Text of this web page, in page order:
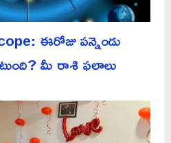
ఈరోజు పన్నెండు
మీ రాశి ఫలాలు